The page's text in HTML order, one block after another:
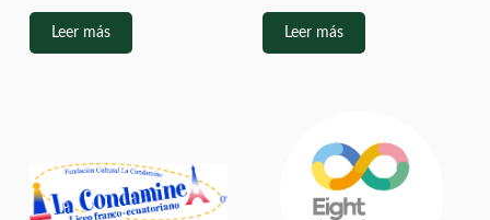
Leer más Leer más